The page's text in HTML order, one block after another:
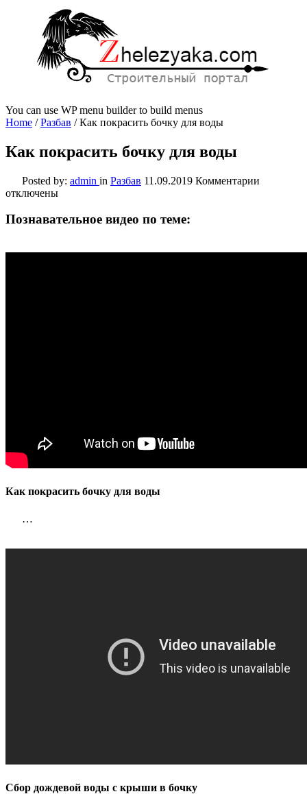
You can use WP menu builder to build menus
Home /Разбав /Как покрасить бочку для воды
Как покрасить бочку для воды
Posted by: admin in Разбав 11.09.2019 Комментарии
воды
отключены
Познавательное видео по теме:
Как покрасить бочку для воды
…
Сбор дождевой воды с крыши в бочку